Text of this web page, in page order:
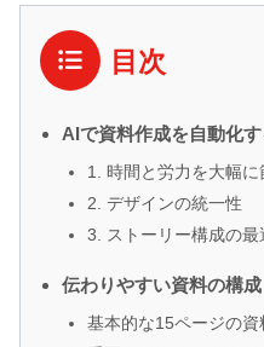
目次
AIで資料作成を自動化
1. 時間と労力を大幅に
2. デザインの統一性
3. ストーリー構成の最
伝わりやすい資料の構成
基本的な15ページの資